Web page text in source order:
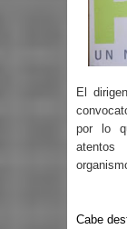
El
por lo
Cabe